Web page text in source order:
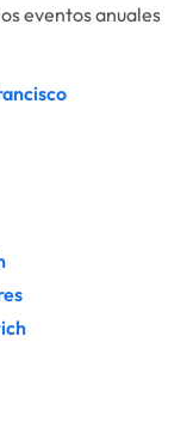
eventos anuales